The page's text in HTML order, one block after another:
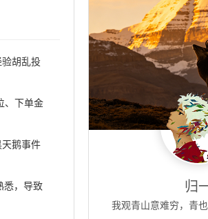
胡乱投
、下单金
鹅事件
悉，导致
归
我观青山意难穷，青